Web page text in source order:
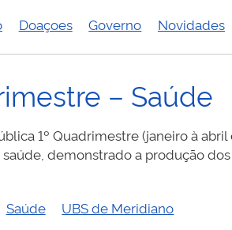
Doaçoes Governo Novidades
– Saúde
1º Quadrimestre (janeiro à
demonstrado a produção
Saúde UBS de Meridiano